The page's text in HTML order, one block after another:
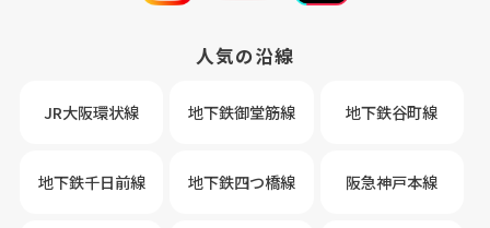
人気の沿線
JR大阪環状線 地下鉄御堂筋線 地下鉄谷町線
地下鉄千日前線 地下鉄四つ橋線 阪急神戸本線